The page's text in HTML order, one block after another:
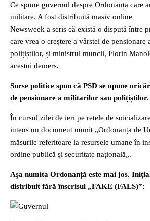
Ce spune guvernul despre Ordonanța care
militare. A fost distribuită masiv online
Newsweek a scris că există o dispută între
care vrea o creștere a vârstei de
polițiștilor, și ministrul muncii, Florin
acestui demers.
Surse politice spun că PSD se opune
de pensionare a militarilor sau polițiștilor.
În cursul zilei de ieri pe rețele de
intens un document numit „Ordonanța de
măsurile referitoare la resursele umane în
ordine publică și securitate națională„.
Așa numita Ordonanță este mai jos.
distribuit fără înscrisul „FAKE (FALS)”: